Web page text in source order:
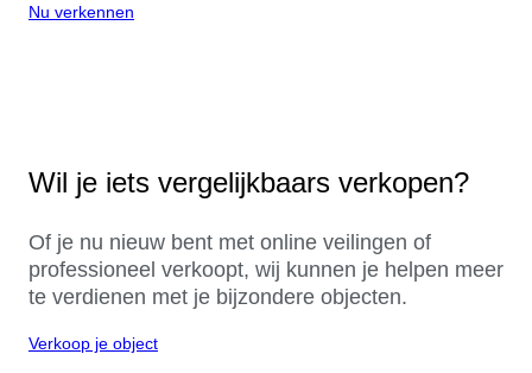
Nu verkennen
Wil je iets vergelijkbaars verkopen?
Of je nu nieuw bent met online veilingen of
professioneel verkoopt, wij kunnen je helpen meer
te verdienen met je bijzondere objecten.
Verkoop je object